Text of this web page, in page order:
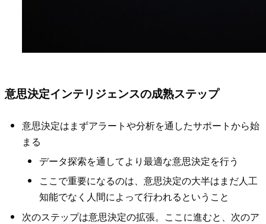
意思決定インテリジェンスの成熟ステップ
意思決定はまずアラートや分析を通したサポートから始
まる
データ探索を通してより最適な意思決定を行う
ここで重要になるのは、意思決定の大半はまだ人工
知能でなく人間によって行われるということ
次のステップは意思決定の拡張。ここに進むと、次のア